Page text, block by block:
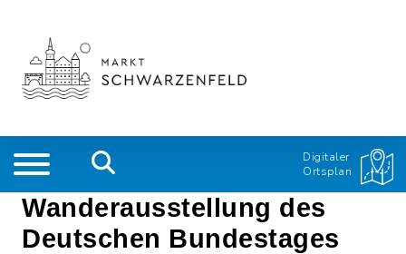
Digitaler
Ortsplan
Wanderausstellung des
Deutschen Bundestages